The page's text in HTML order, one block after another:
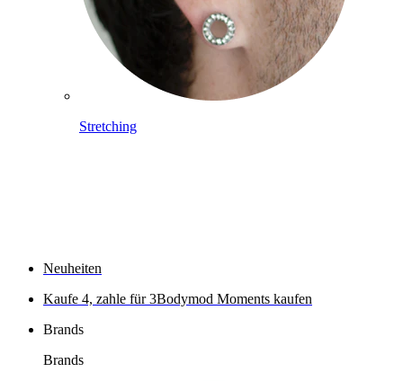
Stretching
Neuheiten
Kaufe 4, zahle für 3Bodymod Moments kaufen
Brands
Brands